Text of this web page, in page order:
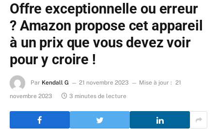
Offre exceptionnelle ou erreur
? Amazon propose cet appareil
à un prix que vous devez voir
pour y croire !
Par Kendall G 21 novembre 2023 Mise à jour : 21
novembre 2023
3 minutes de lecture